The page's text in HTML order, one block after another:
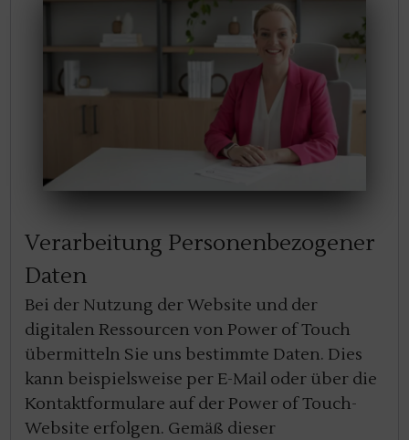
Verarbeitung Personenbezogener
Daten
Bei der Nutzung der Website und der
digitalen Ressourcen von Power of Touch
übermitteln Sie uns bestimmte Daten. Dies
kann beispielsweise per E-Mail oder über die
Kontaktformulare auf der Power of Touch-
Website erfolgen. Gemäß dieser